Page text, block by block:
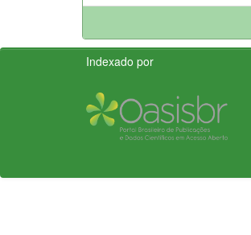
Indexado por